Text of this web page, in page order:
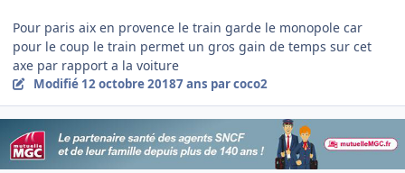
Pour paris aix en provence le train garde le monopole car
pour le coup le train permet un gros gain de temps sur cet
axe par rapport a la voiture
Modifié 12 octobre 20187 ans par coco2